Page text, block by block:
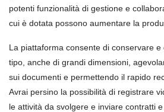
potenti funzionalità di gestione e
cui è dotata possono aumentare la
La piattaforma consente di conservare
tipo, anche di grandi dimensioni,
sui documenti e permettendo il rapido
Avrai persino la possibilità di registrare
le attività da svolgere e inviare contratti